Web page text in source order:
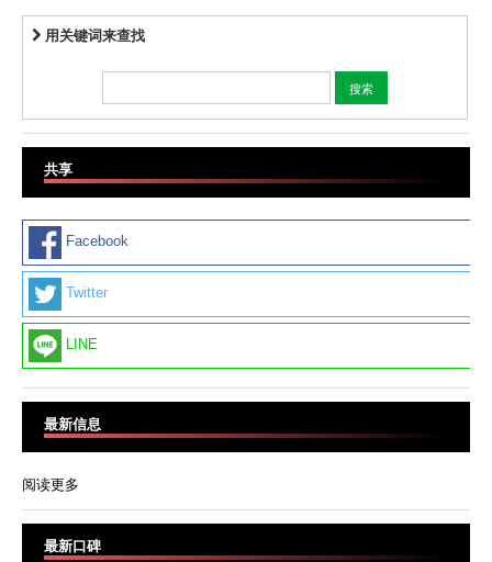
用关键词来查找
共享
Facebook
Twitter
LINE
最新信息
阅读更多
最新口碑